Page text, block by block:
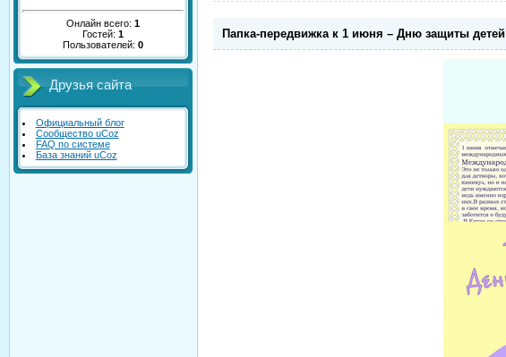
Онлайн всего: 1
Гостей: 1
Пользователей: 0
Друзья сайта
Официальный блог
Сообщество uCoz
FAQ по системе
База знаний uCoz
Папка-передвижка к 1 июня – Дню защиты детей